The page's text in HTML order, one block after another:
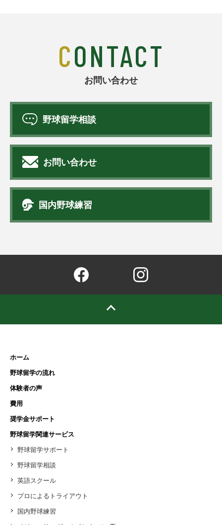
CONTACT
お問い合わせ
野球留学相談
お問い合わせ
国内野球練習
ホーム
野球留学の流れ
体験者の声
費用
奨学金サポート
野球留学関連サービス
野球留学サポート
野球留学相談
英語スクール
プロによるトライアウト
国内野球練習